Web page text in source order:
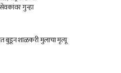
गुन्हा
बुडून शाळकरी मुलाचा मृत्यू